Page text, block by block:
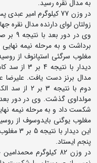
به مدال نقره رسید.
در وزن 77 کیلوگرم
وی در
مغلوب سرگئی استپانوف از
دیدار با
مدال برنز دست یافت. علیرضا
مغلوب یوگنی بایدوسوف از
این
پنجم ایستاد.